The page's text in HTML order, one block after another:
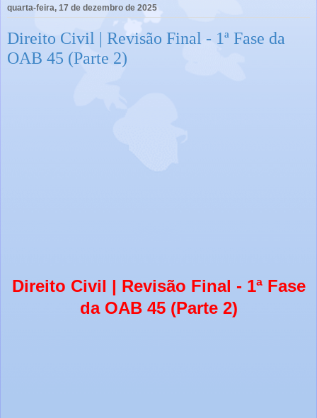
quarta-feira, 17 de dezembro de 2025
Direito Civil | Revisão Final - 1ª Fase da
OAB 45 (Parte 2)
Direito Civil | Revisão Final - 1ª Fase
da OAB 45 (Parte 2)